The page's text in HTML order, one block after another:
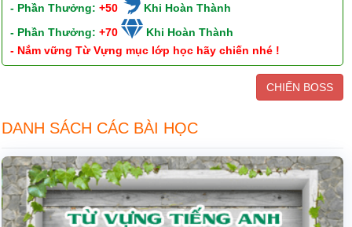
- Phần Thưởng:+50
Khi Hoàn Thành
- Phần Thưởng:+70
Khi Hoàn Thành
- Nắm vững Từ Vựng mục lớp học hãy chiến nhé !
CHIẾN BOSS
DANH SÁCH CÁC BÀI HỌC